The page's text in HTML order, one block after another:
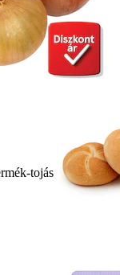
tojás